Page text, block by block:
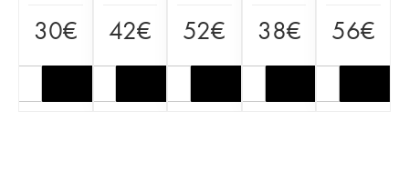
30€ 42€ 52€ 38€ 56€